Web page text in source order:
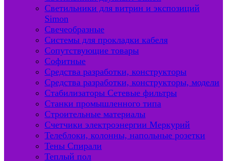
Светильники для витрин и экспозиций
Simon
Свечеобразные
Системы для прокладки кабеля
Сопутствующие товары
Софитные
Средства разработки, конструкторы
Средства разработки, конструкторы, модели
Стабилизаторы Сетевые фильтры
Станки промышленного типа
Строительные материалы
Счетчики электроэнергии Меркурий
Телеблоки, колонны, напольные розетки
Тены Спирали
Теплый пол